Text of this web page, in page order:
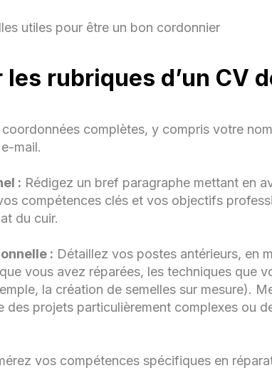
Connaissance approfondie des matériaux et
techniques de cuir
Gestion de l'inventaire des fournitures et des
en Cordonnerie École de Cordonnerie Locale,
utiles pour être un bon cordonnier
rubriques d’un CV
complètes, y compris votre
mail.
: Rédigez un bref paragraphe mettant en
compétences clés et vos objectifs
du cuir.
: Détaillez vos postes antérieurs, en
vous avez réparées, les techniques que
la création de semelles sur mesure).
des projets particulièrement complexes ou
vos compétences spécifiques en